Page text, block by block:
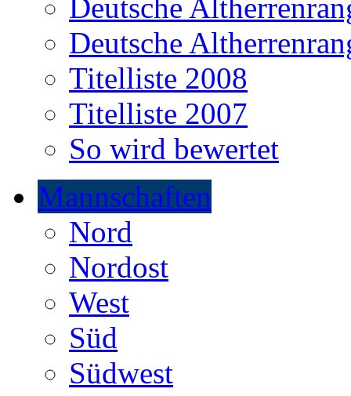
Deutsche
Deutsche
Titelliste 2008
Titelliste 2007
So wird bewertet
Mannschaften
Nord
Nordost
West
Süd
Südwest